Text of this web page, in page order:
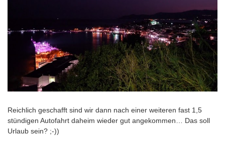
Reichlich geschafft sind wir dann nach einer weiteren fast 1,5
stündigen Autofahrt daheim wieder gut angekommen… Das soll
Urlaub sein? ;-))